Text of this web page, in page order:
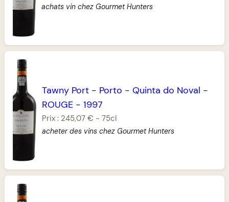
achats vin chez Gourmet Hunters
Tawny Port - Porto - Quinta do Noval -
ROUGE -1997
Prix : 245,07 € -75cl
acheter des vins chez Gourmet Hunters